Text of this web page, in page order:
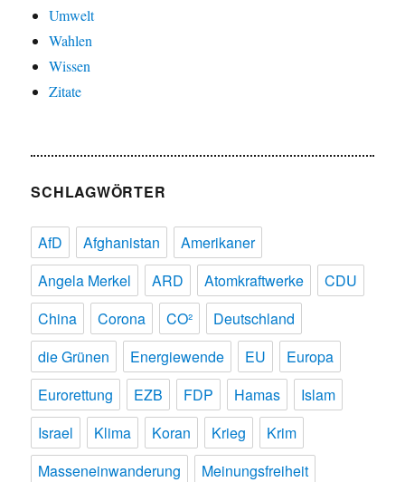
Umwelt
Wahlen
Wissen
Zitate
SCHLAGWÖRTER
AfD Afghanistan
Amerikaner
Angela Merkel
ARD Atomkraftwerke
CDU
China
Corona CO²
Deutschland
die Grünen
Energiewende EU
Europa
Eurorettung
EZB FDP Hamas
Islam
Israel
Klima Koran Krieg
Krim
Masseneinwanderung
Meinungsfreiheit